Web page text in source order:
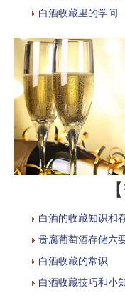
白酒收藏里的学问
白酒的收藏知识和
贵腐葡萄酒存储六
白酒收藏的常识
白酒收藏技巧和小